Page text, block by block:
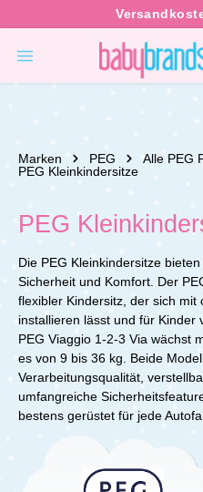
Marken PEG Alle PEG
PEG Kleinkindersitze
PEG
Die PEG Kleinkindersitze
Sicherheit und Komfort. Der
flexibler Kindersitz, der sich mit
installieren lässt und für Kinder
PEG Viaggio 1-2-3 Via wächst
es von 9 bis 36 kg. Beide
Verarbeitungsqualität,
umfangreiche
bestens gerüstet für jede